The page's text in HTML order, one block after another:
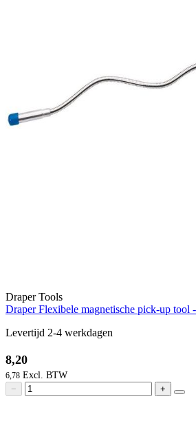
Draper Tools
Draper Flexibele magnetische pick-up tool
Levertijd 2-4 werkdagen
8,20
6,78
− +